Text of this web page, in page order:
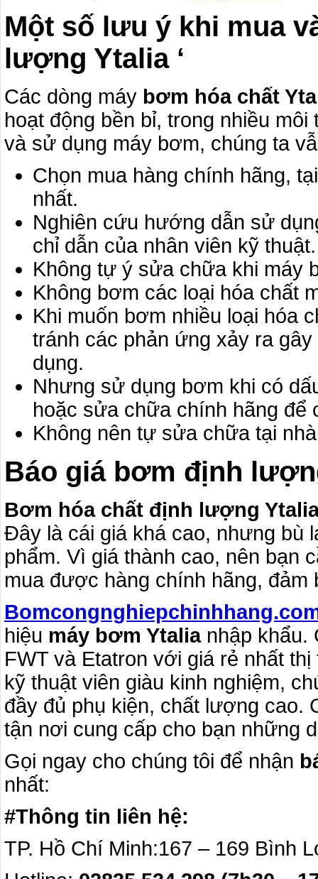
Một số lưu ý khi mua
lượng Ytalia ‘
Các dòng máy bơm hóa chất
hoạt động bền bỉ, trong nhiều
và sử dụng máy bơm, chúng ta
Chọn mua hàng chính hãng,
nhất.
Nghiên cứu hướng dẫn sử
chỉ dẫn của nhân viên kỹ thuật.
Không tự ý sửa chữa khi máy
Không bơm các loại hóa chất
Khi muốn bơm nhiều loại hóa
tránh các phản ứng xảy ra
dụng.
Nhưng sử dụng bơm khi có
hoặc sửa chữa chính hãng để
Không nên tự sửa chữa tại
Báo giá bơm định
Bơm hóa chất định lượng
Đây là cái giá khá cao, nhưng bù
phẩm. Vì giá thành cao, nên bạn
mua được hàng chính hãng, đảm
hiệu máy bơm Ytalianhập khẩu.
FWT và Etatron với giá rẻ nhất
kỹ thuật viên giàu kinh nghiệm,
đầy đủ phụ kiện, chất lượng cao.
tận nơi cung cấp cho bạn những
Gọi ngay cho chúng tôi để nhận
nhất:
#Thông tin liên hệ:
TP. Hồ Chí Minh:167 – 169 Bình